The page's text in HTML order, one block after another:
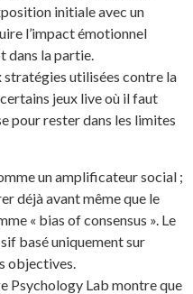
initiale avec un
l’impact émotionnel
dans la partie.
utilisées contre la
jeux live où il faut
pour rester dans les limites
un amplificateur social ;
déjà avant même que le
« bias of consensus ». Le
basé uniquement sur
objectives.
Psychology Lab montre que